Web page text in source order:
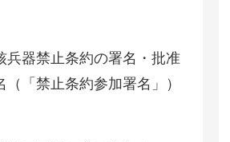
兵器禁止条約の署名・批准
（「禁止条約参加署名」）